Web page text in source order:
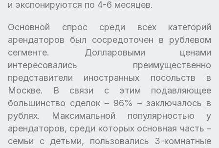
и экспонируются по 4-6 месяцев.
Основной спрос среди всех категорий
арендаторов был сосредоточен в рублевом
сегменте. Долларовыми ценами
интересовались преимущественно
представители иностранных посольств в
Москве. В связи с этим подавляющее
большинство сделок – 96% – заключалось в
рублях. Максимальной популярностью у
арендаторов, среди которых основная часть –
семьи с детьми, пользовались 3-комнатные